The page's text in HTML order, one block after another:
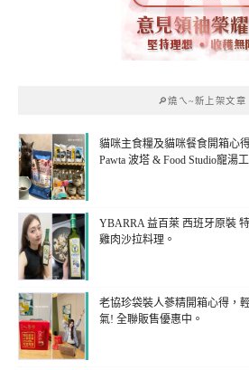
🔎燒ㄟ~新上架文章
貓咪主食糧及貓咪餐食開箱心
Pawta 波塔 & Food Studio寵湯
YBARRA 益百萊 西班牙原裝
雞肉沙拉料理。
老協珍袋裝人蔘精開箱心得，
氣! 全聯販售優惠中。